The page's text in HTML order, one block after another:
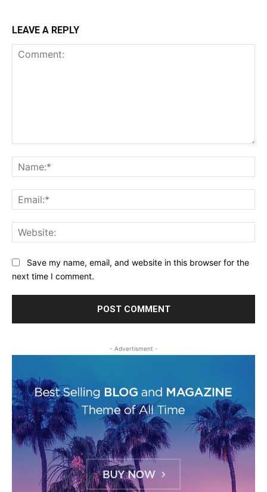
LEAVE A REPLY
Save my name, email, and website in this browser for the
next time I comment.
- Advertisment -